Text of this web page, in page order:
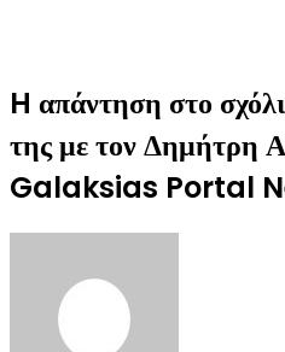
H απάντηση στο
της με τον Δημήτρη
Galaksias Portal